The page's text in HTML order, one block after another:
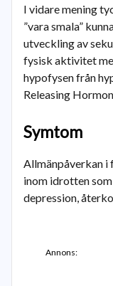
I vidare mening
”vara smala”
utveckling av
fysisk aktivitet
hypofysen från
Releasing
Symtom
Allmänpåverkan i
inom idrotten
depression,
Annons: